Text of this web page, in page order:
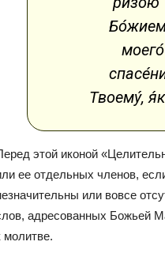
Твоему́,
этой иконой
ее отдельных членов,
или вовсе
адресованных Божьей
молитве.